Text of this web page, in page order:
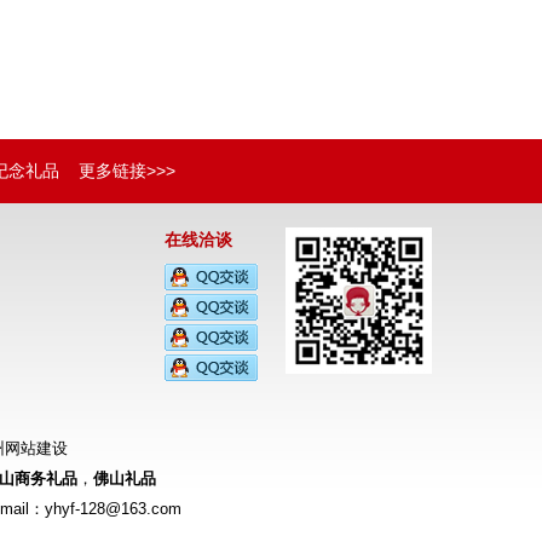
念礼品 更多链接>>>
在线洽谈
网站建设
商务礼品， 佛山礼品
：yhyf-128@163.com